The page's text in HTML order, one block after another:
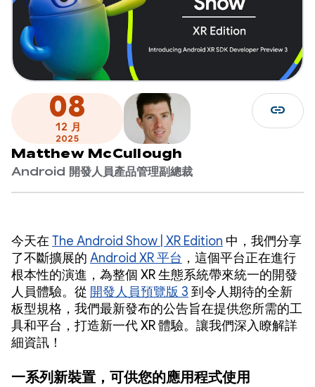
08
12 月
2025
Matthew McCullough
Android 開發人員產品管理副總裁
link
今天在 The Android Show | XR Edition 中，我們分享
了不斷擴展的 Android XR 平台 ，這個平台正在進行
根本性的演進，為整個 XR 生態系統帶來統一的開發
人員體驗。從 開發人員預覽版 3 到令人期待的全新
板型規格，我們最新發布的公告旨在提供您所需的工
具和平台，打造新一代 XR 體驗。讓我們深入瞭解詳
細資訊！
一系列新裝置，可供您的應用程式使用